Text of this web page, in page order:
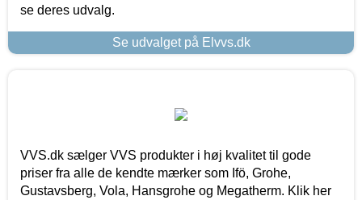
se deres udvalg.
Se udvalget på Elvvs.dk
VVS.dk sælger VVS produkter i høj kvalitet til gode
priser fra alle de kendte mærker som Ifö, Grohe,
Gustavsberg, Vola, Hansgrohe og Megatherm. Klik her